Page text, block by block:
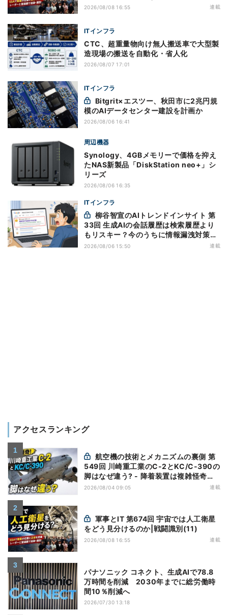
2026/08/08 16:55 連載
ITインフラ
CTC、超重量物向け無人搬送車で大型製
造現場の搬送を自動化・省人化
2026/08/07 17:01
ITインフラ
模のAIデータセンター建設を計画か
2026/08/06 16:41
周辺機器
Synology、4GBメモリーで価格を抑え
たNAS新製品「DiskStation neo+」シ
リーズ
2026/08/06 16:35
ITインフラ
33回 生成AIの会話履歴は検索履歴より
もリスキー？今のうちに情報漏洩対策を
万全にしておこう
2026/08/06 15:50 連載
アクセスランキング
549回 川崎重工業のC-2とKC/C-390の
脚はなぜ違う? - 降着装置は複雑怪奇
(5)|軍用輸送機(10)
2026/08/04 09:05 連載
をどう見分けるのか|戦闘識別(11)
2026/08/08 16:55 連載
パナソニック コネクト、生成AIで78.8
万時間を削減 2030年までに総労働時
間10％削減へ
2026/07/30 13:18